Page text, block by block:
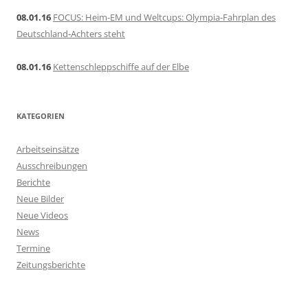
08.01.16 FOCUS: Heim-EM und Weltcups: Olympia-Fahrplan des
Deutschland-Achters steht
08.01.16 Kettenschleppschiffe auf der Elbe
KATEGORIEN
Arbeitseinsätze
Ausschreibungen
Berichte
Neue Bilder
Neue Videos
News
Termine
Zeitungsberichte